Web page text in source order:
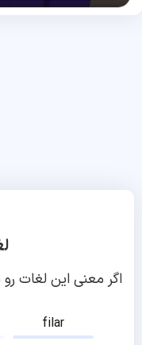
اگر معنی این لغات
filar